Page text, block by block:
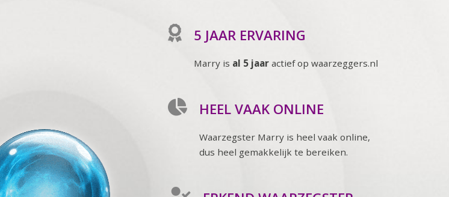
5 JAAR ERVARING
Marry is al 5 jaar actief op waarzeggers.nl
HEEL VAAK ONLINE
Waarzegster Marry is heel vaak online,
dus heel gemakkelijk te bereiken.